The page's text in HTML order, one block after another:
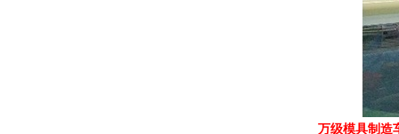
万级模具制造